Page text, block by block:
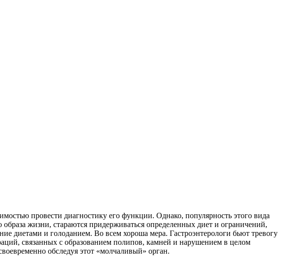
провести диагностику его функции. Однако, популярность этого вида
жизни, стараются придерживаться определенных диет и ограничений,
диетами и голоданием. Во всем хороша мера. Гастроэнтерологи бьют тревогу
связанных с образованием полипов, камней и нарушением в целом
обследуя этот «молчаливый» орган.